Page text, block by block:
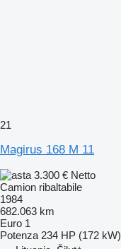
21
Magirus 168 M 11
3.300 € Netto
Camion ribaltabile
1984
682.063 km
Euro 1
Potenza 234 HP (172 kW)